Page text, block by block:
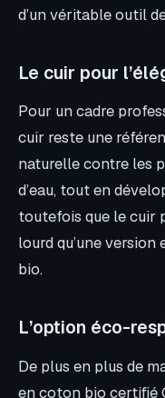
d’un véritable outil
Le cuir pour
Pour un cadre
cuir reste une
naturelle contre les
d’eau, tout en
toutefois que le cuir
lourd qu’une
bio.
L’option éco-
De plus en plus de
en coton bio certifié